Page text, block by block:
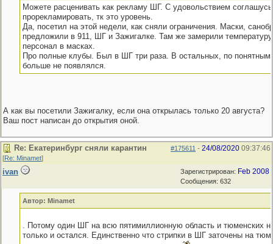
Можете расценивать как рекламу ШГ. С удовольствием
прорекламировать, тк это уровень.
Да, посетил на этой недели, как сняли ограничения. Маски,
предложили в 911, ШГ и Зажигалке. Там же замерили
персонал в масках.
Про полные клубы. Был в ШГ три раза. В остальных, по понятным
больше не появлялся.
А как вы посетили Зажигалку, если она открылась только 20 августа?
Ваш пост написан до открытия оной.
#175611 - 24/08/2020 09:37:46
Re: Екатеринбург сняли карантин
[Re: Minamet]
Зарегистрирован: Feb 2008
Сообщения: 632
ivan
Автор: Minamet
. Потому один ШГ на всю пятимиллионную область и тюменских
только и остался. Единственно что стрипки в ШГ заточены на